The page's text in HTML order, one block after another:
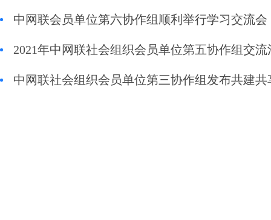
中网联会员单位第六协作组顺利举行学习交流会
2021年中网联社会组织会员单位第五协作组交
中网联社会组织会员单位第三协作组发布共建